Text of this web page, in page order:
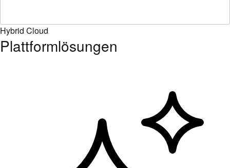
Hybrid Cloud
Plattformlösungen